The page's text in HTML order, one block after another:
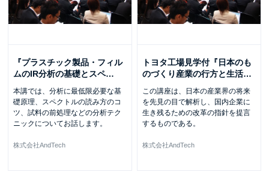
『プラスチック製品・フィル
ムのIR分析の基礎とスペ…
本講では、分析に最低限必要な基
礎原理、スペクトルの読み方のコ
ツ、試料の前処理などの分析テク
ニックについてお話します。
株式会社AndTech
トヨタ工場見学付『日本のも
のづくり産業の行方と生活…
この講座は、日本の産業界の将来
を先見の目で解析し、国内企業に
生き残るための改革の指針を提言
するものである。
株式会社AndTech